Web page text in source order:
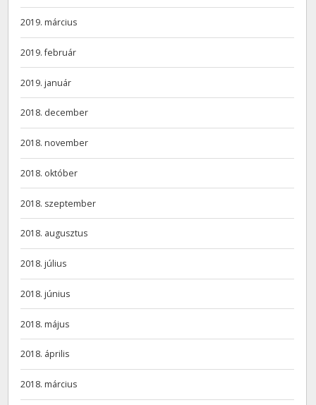
2019. március
2019. február
2019. január
2018. december
2018. november
2018. október
2018. szeptember
2018. augusztus
2018. július
2018. június
2018. május
2018. április
2018. március